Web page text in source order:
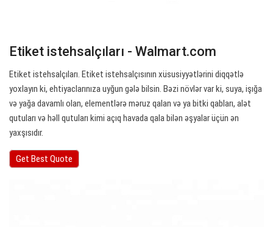
Etiket istehsalçıları - Walmart.com
Etiket istehsalçıları. Etiket istehsalçısının xüsusiyyətlərini diqqətlə
yoxlayın ki, ehtiyaclarınıza uyğun gələ bilsin. Bəzi növlər var ki, suya, işığa
və yağa davamlı olan, elementlərə məruz qalan və ya bitki qabları, alət
qutuları və həll qutuları kimi açıq havada qala bilən əşyalar üçün ən
yaxşısıdır.
Get Best Quote